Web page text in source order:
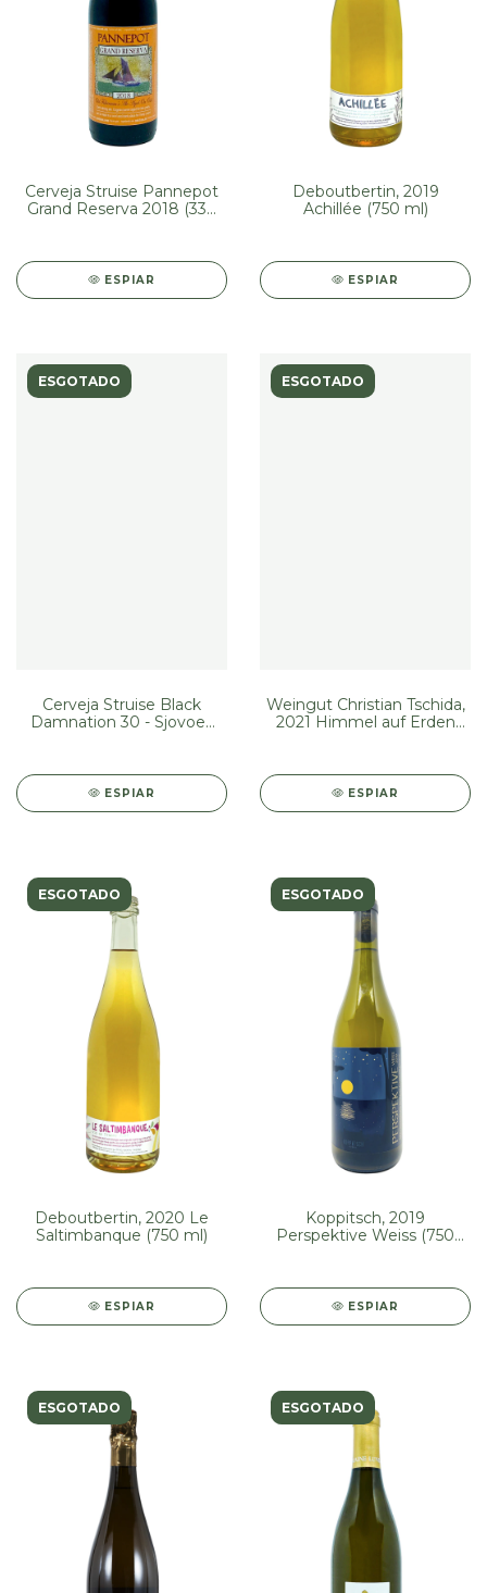
Cerveja Struise Pannepot
Grand Reserva 2018 (330
ESPIAR
Deboutbertin, 2019
Achillée (750 ml)
ESPIAR
ESGOTADO
Cerveja Struise Black
Damnation 30 - Sjovoev
ESPIAR
ESGOTADO
Weingut Christian Tschida,
2021 Himmel auf Erden
ESPIAR
ESGOTADO
Deboutbertin, 2020 Le
Saltimbanque (750 ml)
ESPIAR
ESGOTADO
Koppitsch, 2019
Perspektive Weiss (750
ESPIAR
ESGOTADO ESGOTADO